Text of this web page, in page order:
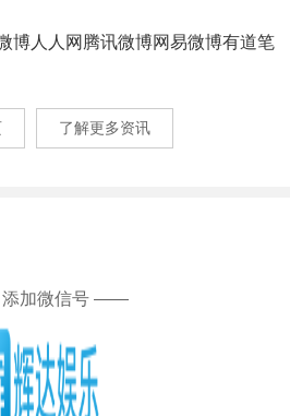
博 人人网 腾讯微博网易微博有道笔
了解更多资讯
加微信号 ——